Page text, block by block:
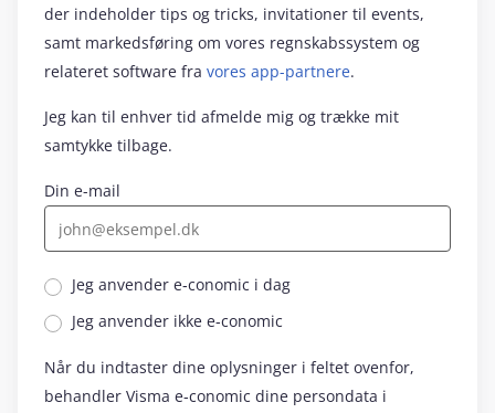
der indeholder tips og tricks, invitationer til events,
samt markedsføring om vores regnskabssystem og
relateret software fra vores app-partnere.
Jeg kan til enhver tid afmelde mig og trække mit
samtykke tilbage.
Din e-mail
Jeg anvender e‑conomic i dag
Jeg anvender ikke e‑conomic
Når du indtaster dine oplysninger i feltet ovenfor,
behandler Visma e‑conomic dine persondata i